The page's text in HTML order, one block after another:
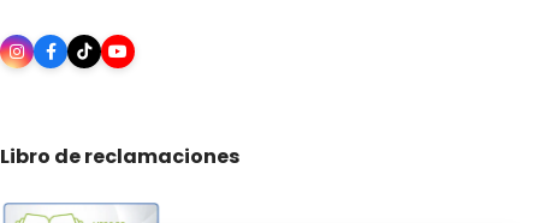
Libro de reclamaciones